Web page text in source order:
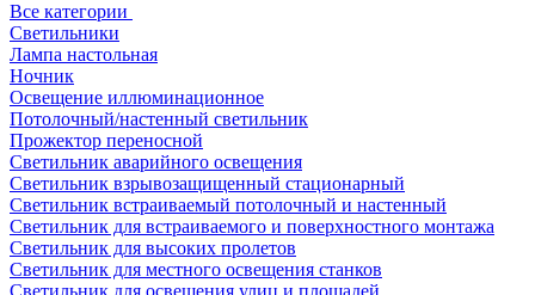
Все категории
Светильники
Лампа настольная
Ночник
Освещение иллюминационное
Потолочный/настенный светильник
Прожектор переносной
Светильник аварийного освещения
Светильник взрывозащищенный стационарный
Светильник встраиваемый потолочный и настенный
Светильник для встраиваемого и поверхностного монтажа
Светильник для высоких пролетов
Светильник для местного освещения станков
Светильник для освещения улиц и площадей